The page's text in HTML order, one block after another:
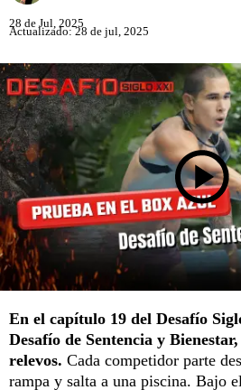
28 de Jul, 2025
Actualizado: 28 de jul, 2025
En el capítulo 19 del Desafío
Desafío de Sentencia y
relevos. Cada competidor parte
rampa y salta a una piscina. Bajo